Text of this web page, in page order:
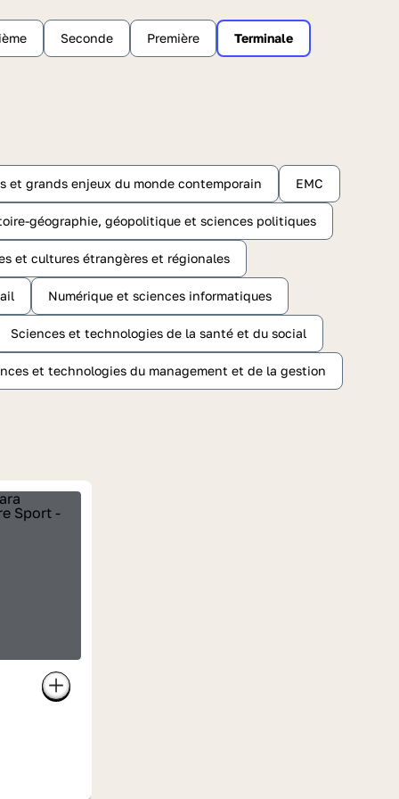
Seconde Première Terminale
et grands enjeux du monde contemporain EMC
géographie, géopolitique et sciences politiques
et cultures étrangères et régionales
Numérique et sciences informatiques
Sciences et technologies de la santé et du social
et technologies du management et de la gestion